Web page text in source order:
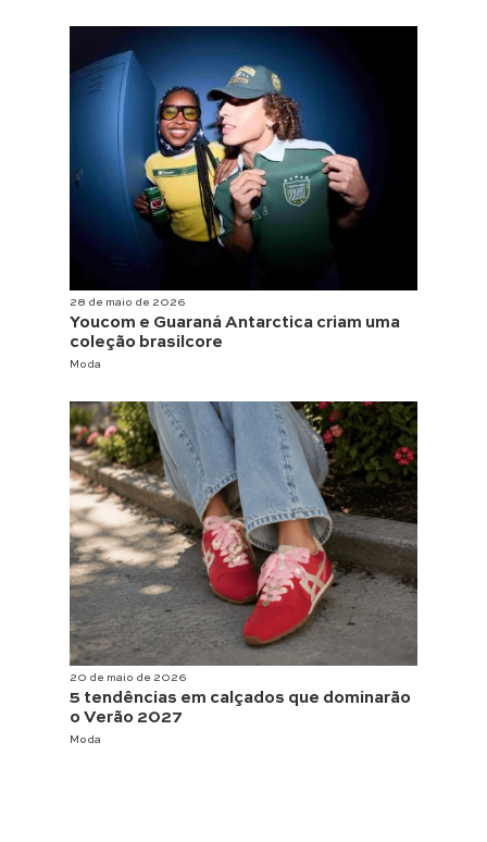
28 de maio de 2026
Youcom e Guaraná Antarctica criam uma
coleção brasilcore
Moda
20 de maio de 2026
5 tendências em calçados que dominarão
o Verão 2027
Moda